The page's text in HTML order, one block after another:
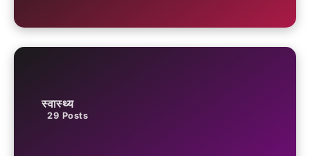
स्वास्थ्य
29 Posts